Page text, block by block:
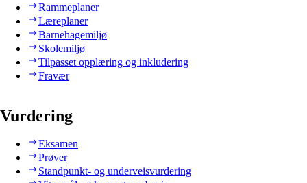
Rammeplaner
Læreplaner
Barnehagemiljø
Skolemiljø
Tilpasset opplæring og inkludering
Fravær
Vurdering
Eksamen
Prøver
Standpunkt- og underveisvurdering